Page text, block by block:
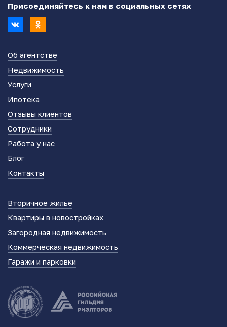
Присоединяйтесь к нам в социальных сетях
Об агентстве
Недвижимость
Услуги
Ипотека
Отзывы клиентов
Сотрудники
Работа у нас
Блог
Контакты
Вторичное жилье
Квартиры в новостройках
Загородная недвижимость
Коммерческая недвижимость
Гаражи и парковки